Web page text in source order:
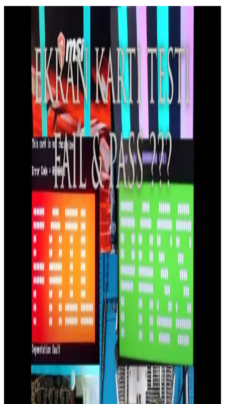
Nvidia'nın RTX Ekran Kartlarında Voltaj Düşürme
Güncellemesi ve Performans Etkileri
Nvidia, RTX serisi ekran kartlarında 16 pin güç konektörlerinin aşırı
ısınmasını önlemek için voltajı düşürdü. Bu güncelleme güç
tüketimini azaltırken performans ve kararlılık sorunlarına yol açtı.
NVIDIA N1X ve Windows on ARM Oyun Dizüstü
Bilgisayarlarında Donanım ve Yazılım Uyumu
NVIDIA'nın ARM tabanlı N1X işlemcisi, Windows on ARM oyun
dizüstü bilgisayarlarında enerji verimliliği ve performans vaat ediyor.
Ancak yazılım uyumluluğu ve sürücü desteği halen önemli zorluklar
oluşturuyor.
Apple M5 Pro ve M5 Max GPU Performans Analizi
ve Nvidia RTX 5070 Karşılaştırması
Apple M5 Pro ve M5 Max çipleri, yüksek performans ve enerji
verimliliği sağlarken, yazılım uyumluluğu ve fiyat açısından Nvidia
RTX 5070 ile farklılık gösteriyor. Bu analizde detaylar inceleniyor.
NVIDIA Ekran Kartları 2026 Güncel Modeller ve
Performans Değerlendirmeleri
NVIDIA'nın 2026 yılı güncel ekran kartları arasında RTX 5080 ve
RTX 4080 SUPER öne çıkar. Bu modeller yüksek çözünürlük ve
detay seviyesinde oyun ile grafik tasarım ihtiyaçlarına uygun
performans sunar.
Güvenilir ve Popüler Ekran Kartı Markaları: Seçim
Rehberi ve En Güncel Modeller
Ekran kartları seçiminde güvenilir markalar ve performans kriterleri
hakkında detaylı bilgi, en güncel modeller ve alışveriş ipuçlarıyla
bilgisayarınızın grafik performansını yükseltin.
NVIDIA 4050 Serisi ve Güncel GPU Teknolojileri
Hakkında Detaylı Bilgi